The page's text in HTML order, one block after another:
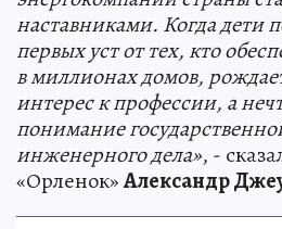
наставниками. Когда дети
первых уст от тех, кто
в миллионах домов,
интерес к профессии, а
понимание
инженерного дела», -
«Орленок»Александр